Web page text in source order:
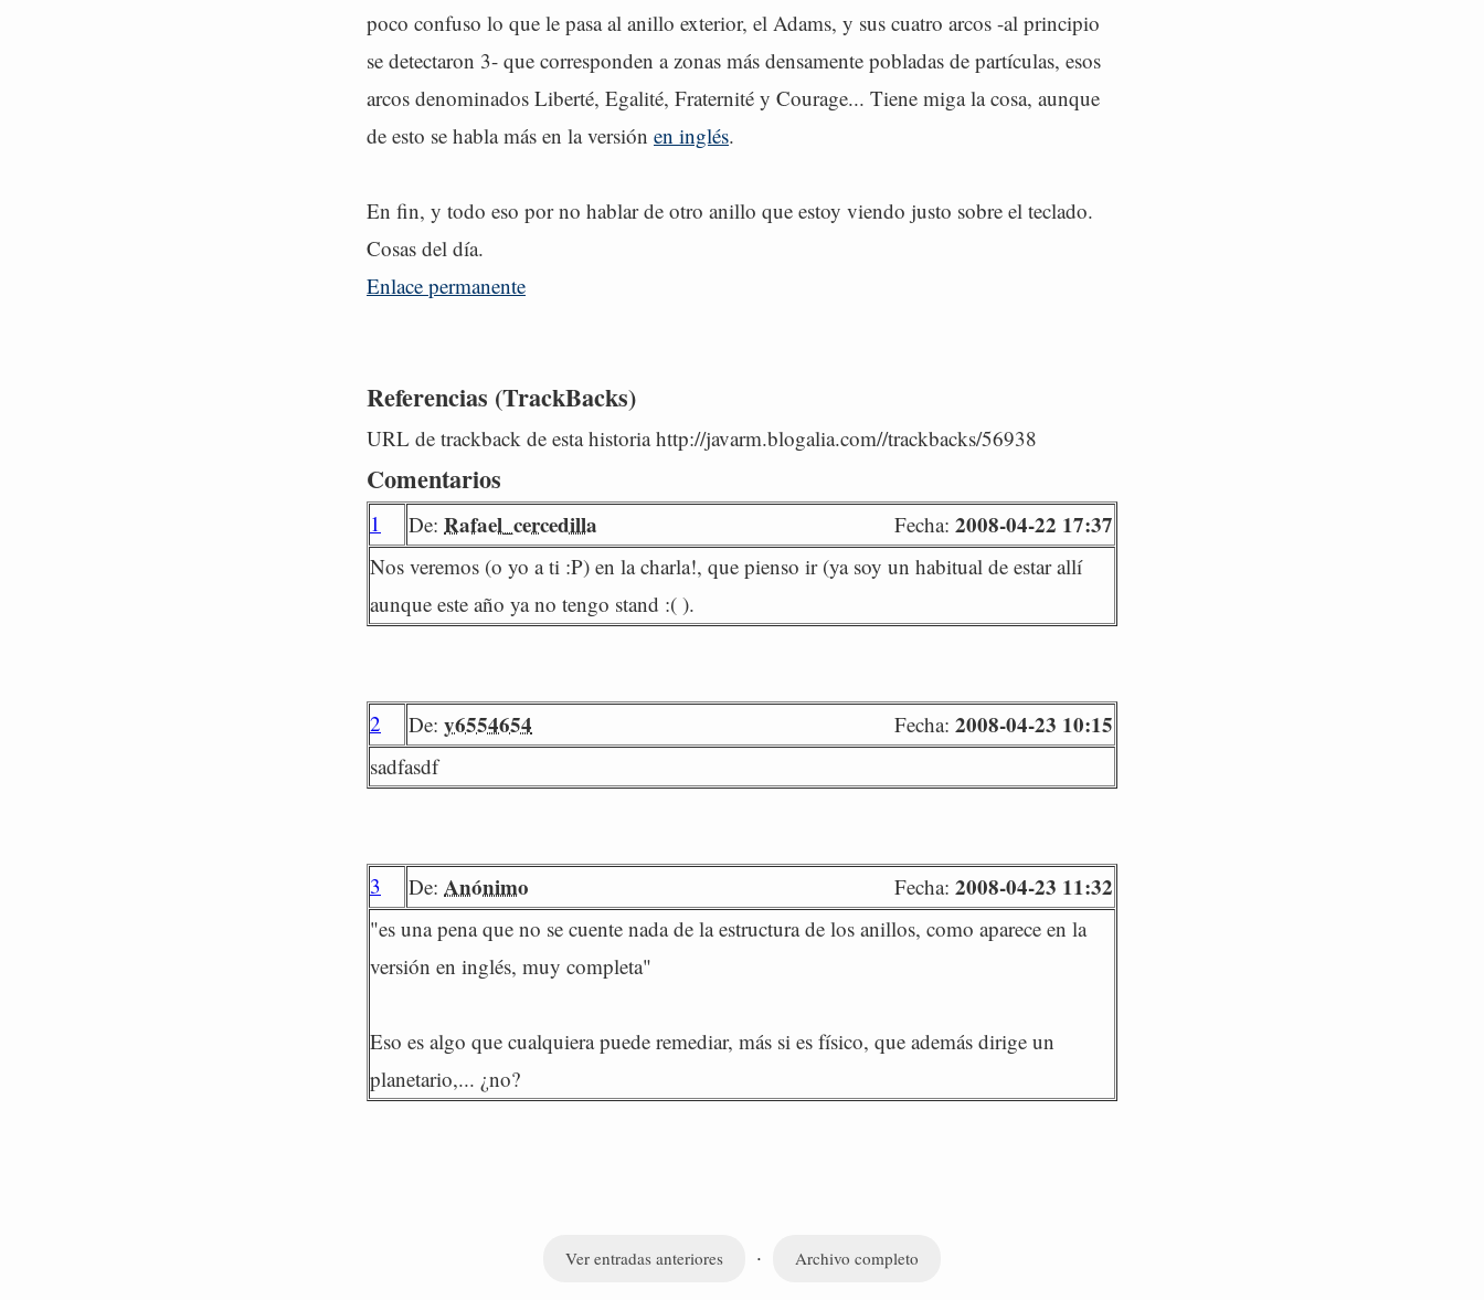
poco confuso lo que le pasa al anillo exterior, el Adams, y sus cuatro arcos -al principio
se detectaron 3- que corresponden a zonas más densamente pobladas de partículas, esos
arcos denominados Liberté, Egalité, Fraternité y Courage... Tiene miga la cosa, aunque
de esto se habla más en la versión en inglés.
En fin, y todo eso por no hablar de otro anillo que estoy viendo justo sobre el teclado.
Cosas del día.
Enlace permanente
Referencias (TrackBacks)
URL de trackback de esta historia http://javarm.blogalia.com//trackbacks/56938
Comentarios
1 De: Rafael_cercedilla Fecha: 2008-04-22 17:37
Nos veremos (o yo a ti :P) en la charla!, que pienso ir (ya soy un habitual de estar allí
aunque este año ya no tengo stand :( ).
2 De: y6554654 Fecha: 2008-04-23 10:15
sadfasdf
3 De: Anónimo Fecha: 2008-04-23 11:32
"es una pena que no se cuente nada de la estructura de los anillos, como aparece en la
versión en inglés, muy completa"
Eso es algo que cualquiera puede remediar, más si es físico, que además dirige un
planetario,... ¿no?
Ver entradas anteriores · Archivo completo